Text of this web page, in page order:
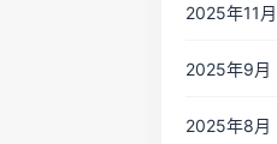
2025年11月
2025年9月
2025年8月